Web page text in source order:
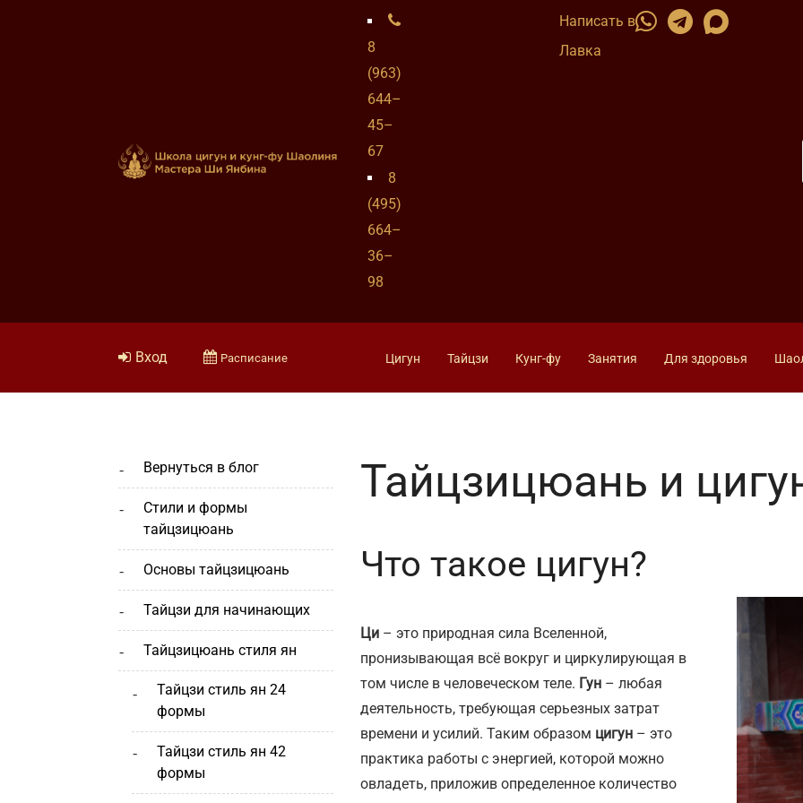
8
(963)
644–
45–
67
8
(495)
664–
36–
98
Написать в
Лавка
Вход Расписание Цигун Тайцзи Кунг-фу Занятия Для здоровья
вернуться в блог
стили и формы
тайцзицюань
основы тайцзицюань
тайцзи для начинающих
тайцзицюань стиля ян
тайцзи стиль ян 24
формы
тайцзи стиль ян 42
формы
Тайцзицюань и
Что такое цигун?
Ци – это природная сила Вселенной,
пронизывающая всё вокруг и циркулирующая в
том числе в человеческом теле. Гун – любая
деятельность, требующая серьезных затрат
времени и усилий. Таким образом цигун – это
практика работы с энергией, которой можно
овладеть, приложив определенное количество